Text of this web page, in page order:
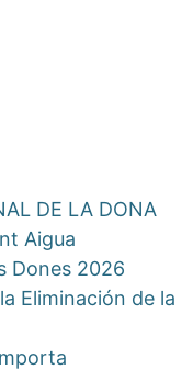
DE LA DONA
Aigua
Dones 2026
Eliminación de la